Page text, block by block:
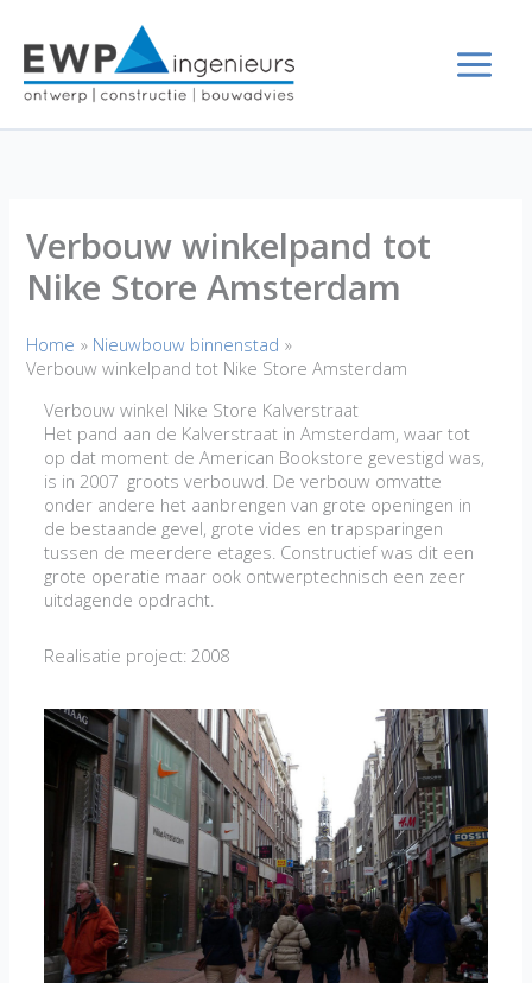
inhoud
Verbouw winkelpand tot
Nike Store Amsterdam
Home
Nieuwbouw binnenstad
Verbouw winkelpand tot Nike Store Amsterdam
Verbouw winkel Nike Store Kalverstraat
Het pand aan de Kalverstraat in Amsterdam, waar tot
op dat moment de American Bookstore gevestigd was,
is in 2007 groots verbouwd. De verbouw omvatte
onder andere het aanbrengen van grote openingen in
de bestaande gevel, grote vides en trapsparingen
tussen de meerdere etages. Constructief was dit een
grote operatie maar ook ontwerptechnisch een zeer
uitdagende opdracht.
Realisatie project: 2008